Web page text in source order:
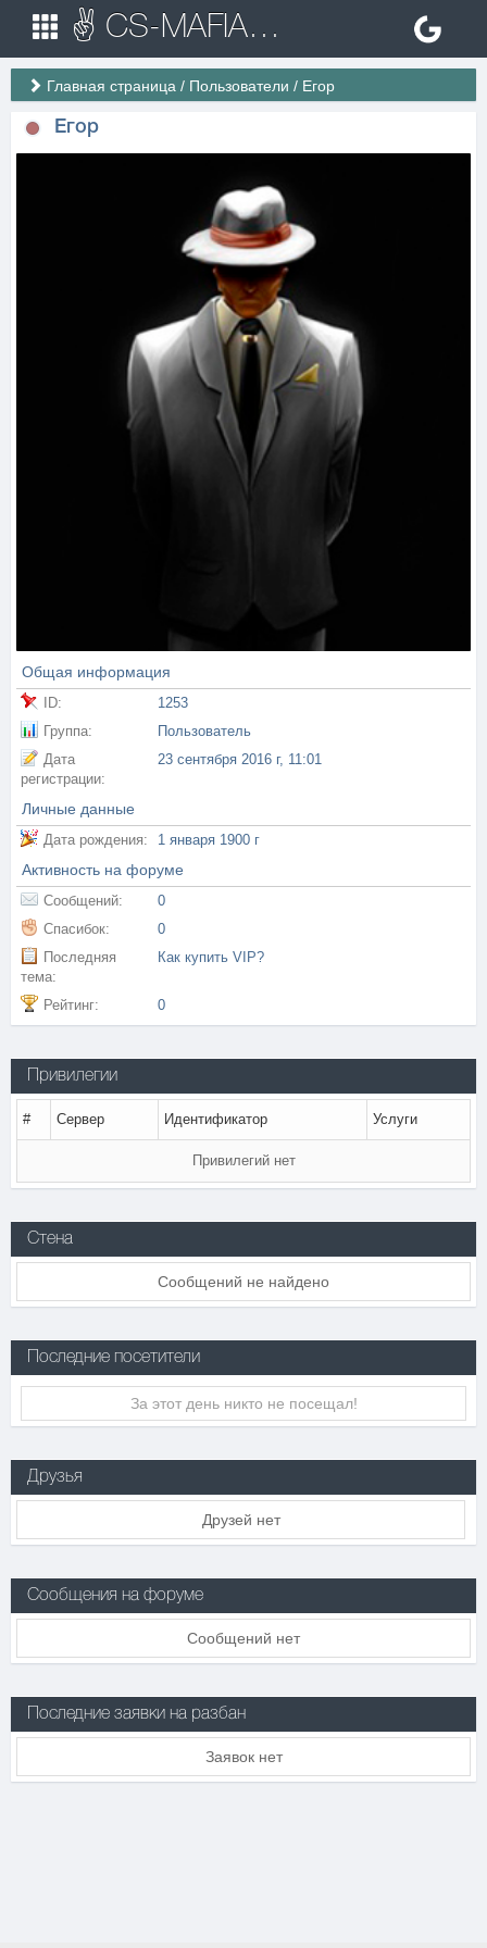
✌ CS-MAFIA.RU ✌ Игровые сервера Counter Strike 1.6
Главная страница / Пользователи / Егор
Егор
Общая информация
ID:
1253
Группа:
Пользователь
Дата
регистрации:
23 сентября 2016 г, 11:01
Личные данные
Дата рождения: 1 января 1900 г
Активность на форуме
Сообщений:
0
Спасибок:
0
Последняя
тема:
Как купить VIP?
Рейтинг: 0
Привилегии
# Сервер Идентификатор Услуги
Привилегий нет
Стена
Сообщений не найдено
Последние посетители
За этот день никто не посещал!
Друзья
Друзей нет
Сообщения на форуме
Сообщений нет
Последние заявки на разбан
Заявок нет